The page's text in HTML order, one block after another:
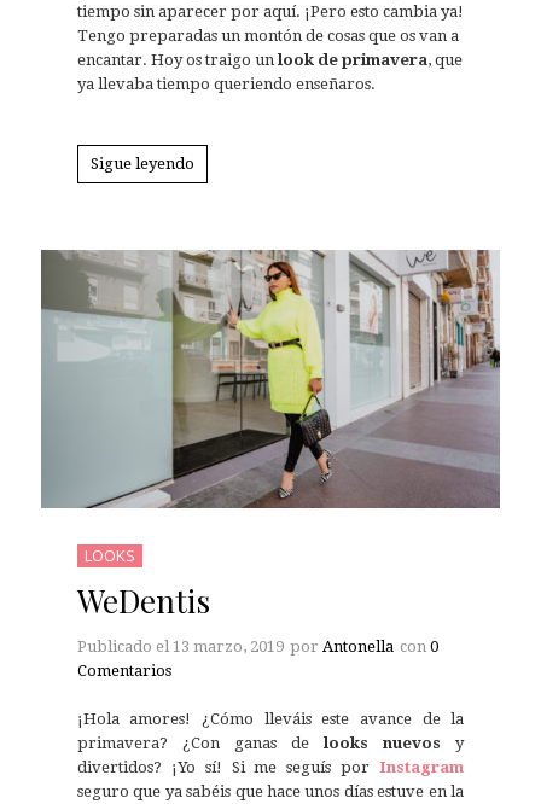
tiempo sin aparecer por aquí. ¡Pero esto cambia ya!
Tengo preparadas un montón de cosas que os van a
encantar. Hoy os traigo un look de primavera, que
ya llevaba tiempo queriendo enseñaros.
Sigue leyendo
LOOKS
WeDentis
Publicado el 13 marzo, 2019 por Antonella con 0
Comentarios
¡Hola amores! ¿Cómo lleváis este avance de la
primavera? ¿Con ganas delooks nuevos y
divertidos? ¡Yo sí! Si me seguís porInstagram
seguro que ya sabéis que hace unos días estuve en la